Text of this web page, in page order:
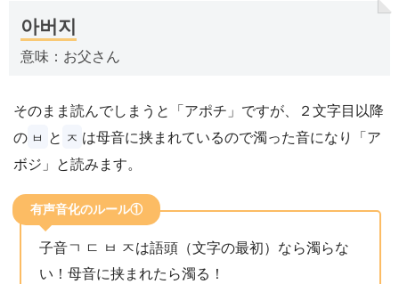
아버지
意味：お父さん
そのまま読んでしまうと「アポチ」ですが、２文字目以降
の ㅂ と ㅈ は母音に挟まれているので濁った音になり「ア
ボジ」と読みます。
有声音化のルール①
子音ㄱ ㄷ ㅂ ㅈは語頭（文字の最初）なら濁らな
い！母音に挟まれたら濁る！